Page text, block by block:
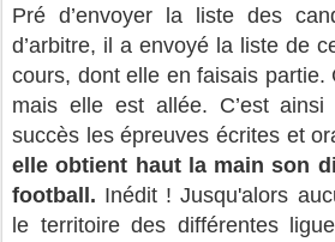
Pré d’envoyer la liste des
d’arbitre, il a envoyé la liste de
cours, dont elle en faisais partie.
mais elle est allée. C’est ainsi
succès les épreuves écrites et
elle obtient haut la main son
football. Inédit ! Jusqu'alors
le territoire des différentes